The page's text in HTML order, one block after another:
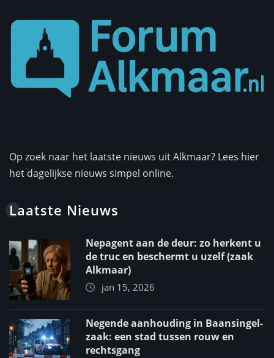
Op zoek naar het laatste nieuws uit Alkmaar? Lees hier
het dagelijkse nieuws simpel online.
Laatste Nieuws
Nepagent aan de deur: zo herkent u
de truc en beschermt u uzelf (zaak
Alkmaar)
jan 15, 2026
Negende aanhouding in Baansingel-
zaak: een stad tussen rouw en
rechtsgang